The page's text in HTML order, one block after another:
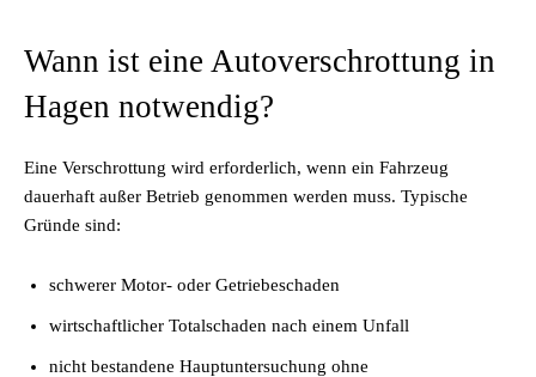
Wann ist eine Autoverschrottung in
Hagen notwendig?
Eine Verschrottung wird erforderlich, wenn ein Fahrzeug
dauerhaft außer Betrieb genommen werden muss. Typische
Gründe sind:
schwerer Motor- oder Getriebeschaden
wirtschaftlicher Totalschaden nach einem Unfall
nicht bestandene Hauptuntersuchung ohne